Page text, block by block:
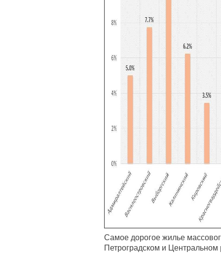
Самое дорогое жилье
Петроградском и Центральном